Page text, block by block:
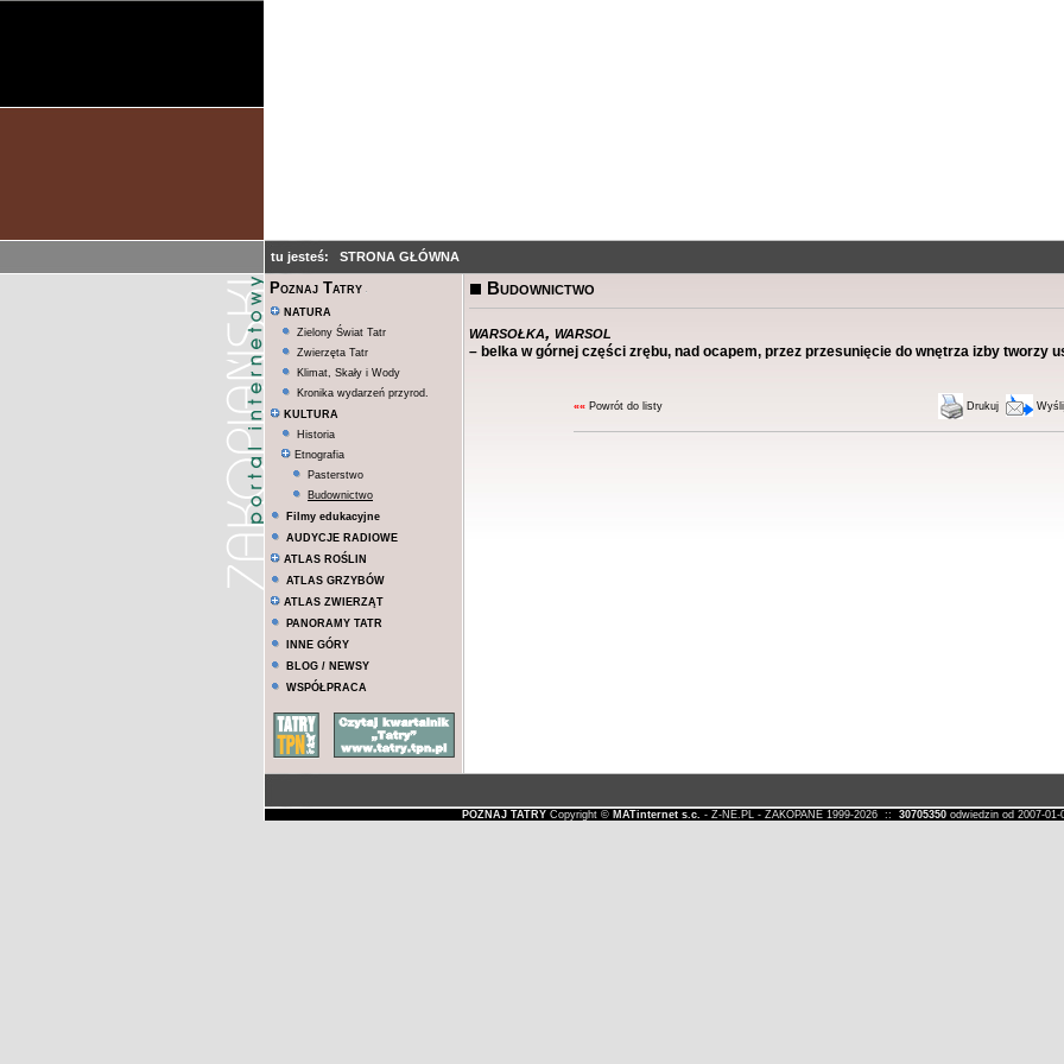
tu jesteś: STRONA GŁÓWNA
Poznaj Tatry
NATURA
Zielony Świat Tatr
Zwierzęta Tatr
Klimat, Skały i Wody
Kronika wydarzeń przyrod.
KULTURA
Historia
Etnografia
Pasterstwo
Budownictwo
Filmy edukacyjne
AUDYCJE RADIOWE
ATLAS ROŚLIN
ATLAS GRZYBÓW
ATLAS ZWIERZĄT
PANORAMY TATR
INNE GÓRY
BLOG / NEWSY
WSPÓŁPRACA
Budownictwo
warsołka, warsol
– belka w górnej części zrębu, nad ocapem, przez przesunięcie do wnętrza izby tworzy
«« Powrót do listy Drukuj
POZNAJ TATRYCopyright © MATinternet s.c. - Z-NE.PL - ZAKOPANE 1999-2026 :: 30705350odwiedzin od 2007-